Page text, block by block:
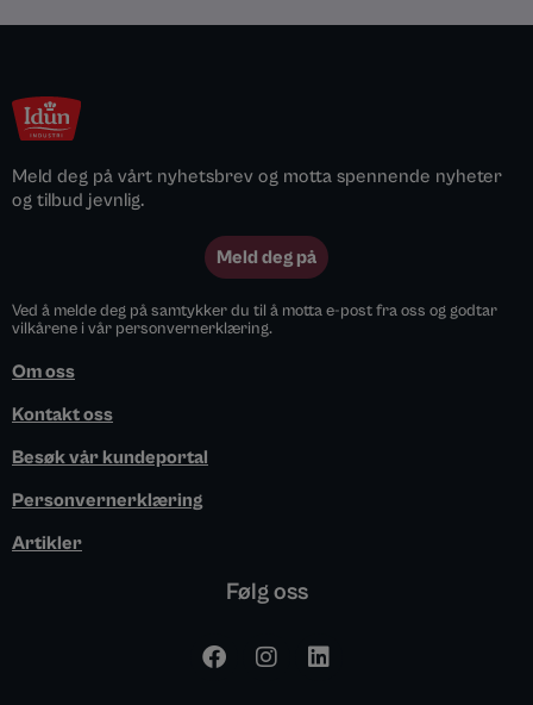
Meld deg på vårt nyhetsbrev og motta spennende nyheter
og tilbud jevnlig.
Meld deg på
Ved å melde deg på samtykker du til å motta e-post fra oss og godtar
vilkårene i vår personvernerklæring.
Om oss
Kontakt oss
Besøk vår kundeportal
Personvernerklæring
Artikler
Følg oss
F
a
I
n
L
i